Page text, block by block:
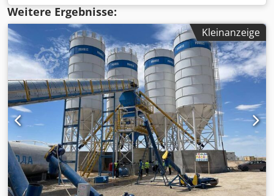
120 m³ / Stunde frisch gepresster Beton Mischerkapazität:
4500/3000 lt (3m³ Druckbeton) Zentralschmiersystem
Marke: ILC (Made in Italy) Steuersystem: Vollautomatischer
PC - SPS - Drucker. Elektronische Ausrüstung: Siemens
Andere Ausrüstung und Zubehör: Italienisch Unbegrenzte
Benutzer und Fernzugriff Die Installation und
Inbetriebnahme der Anlage liegt in unserer
Verantwortung. 7/24 DIENSTLEISTUNGEN. . Export von
mehr als 1000 Betonmischanlagen in mehr als 90 Länder.
* HOHE EFFIZIENTE UND DUPLIKAT-PRODUKTION *
EINFACHE TRANSPORT * MINDESTINVESTITIONEN IN
FELDGRUNDLAGEN * SCHNELLE INSTALLATION OPTIONEN:
*Zementsilo: 75-100-150-200-200-500 Tonnen
*Zementsiloanlagen und Schneckenförderer.
Zentralschmiersystem Marke: ILC (hergestellt in Italien)
Weitere Ergebnisse:
Kleinanzeige